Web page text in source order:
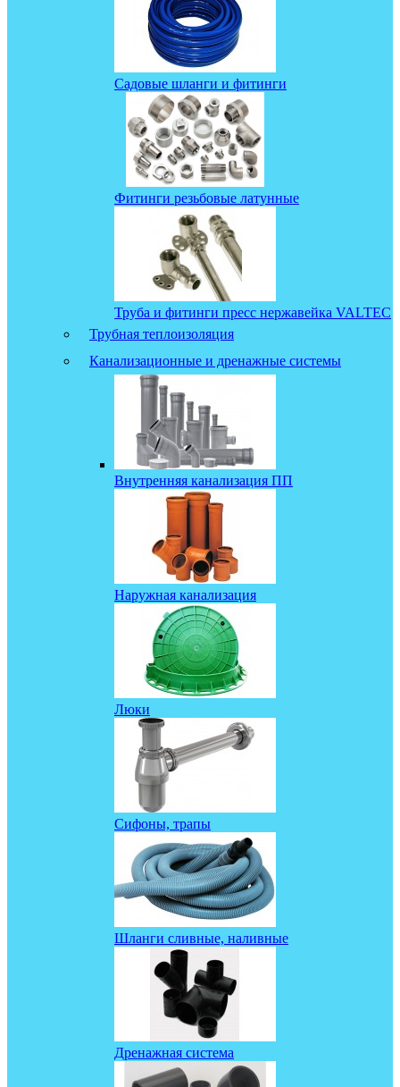
Садовые шланги и фитинги
Фитинги резьбовые латунные
Труба и фитинги пресс нержавейка VALTEC
Трубная теплоизоляция
Канализационные и дренажные системы
Внутренняя канализация ПП
Наружная канализация
Люки
Сифоны, трапы
Шланги сливные, наливные
Дренажная система